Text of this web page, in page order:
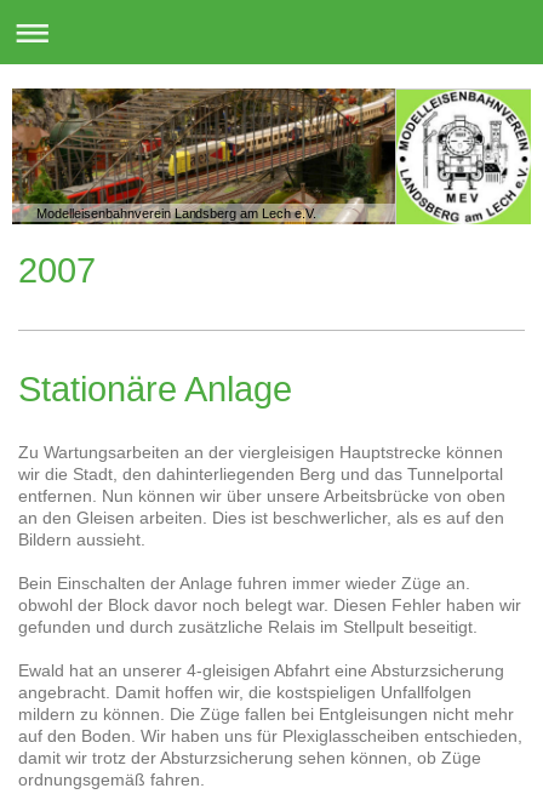
Modelleisenbahnverein Landsberg am Lech e.V.
2007
Stationäre Anlage
Zu Wartungsarbeiten an der viergleisigen Hauptstrecke können
wir die Stadt, den dahinterliegenden Berg und das Tunnelportal
entfernen. Nun können wir über unsere Arbeitsbrücke von oben
an den Gleisen arbeiten. Dies ist beschwerlicher, als es auf den
Bildern aussieht.
Bein Einschalten der Anlage fuhren immer wieder Züge an.
obwohl der Block davor noch belegt war. Diesen Fehler haben wir
gefunden und durch zusätzliche Relais im Stellpult beseitigt.
Ewald hat an unserer 4-gleisigen Abfahrt eine Absturzsicherung
angebracht. Damit hoffen wir, die kostspieligen Unfallfolgen
mildern zu können. Die Züge fallen bei Entgleisungen nicht mehr
auf den Boden. Wir haben uns für Plexiglasscheiben entschieden,
damit wir trotz der Absturzsicherung sehen können, ob Züge
ordnungsgemäß fahren.